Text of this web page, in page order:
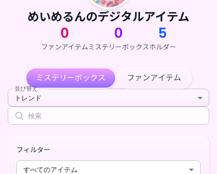
めいめるんのデジタルアイテム
0
ファンアイテム
0
ミステリーボックス
5
ホルダー
ミステリーボックス ファンアイテム
並び替え
トレンド
フィルター
すべてのアイテム